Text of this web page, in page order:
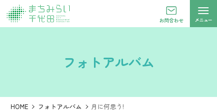
お問合わせ メニュー
フォトアルバム
HOME フォトアルバム 月に何思う!